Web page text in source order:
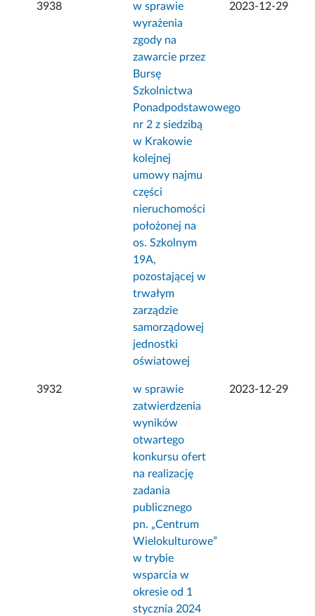
3938
w sprawie
wyrażenia
zgody na
zawarcie przez
Bursę
Szkolnictwa
Ponadpodstawowego
nr 2 z siedzibą
w Krakowie
kolejnej
umowy najmu
części
nieruchomości
położonej na
os. Szkolnym
19A,
pozostającej w
trwałym
zarządzie
samorządowej
jednostki
oświatowej
2023-12-29
3932
w sprawie
zatwierdzenia
wyników
otwartego
konkursu ofert
na realizację
zadania
publicznego
pn. „Centrum
Wielokulturowe”
w trybie
wsparcia w
okresie od 1
stycznia 2024
2023-12-29